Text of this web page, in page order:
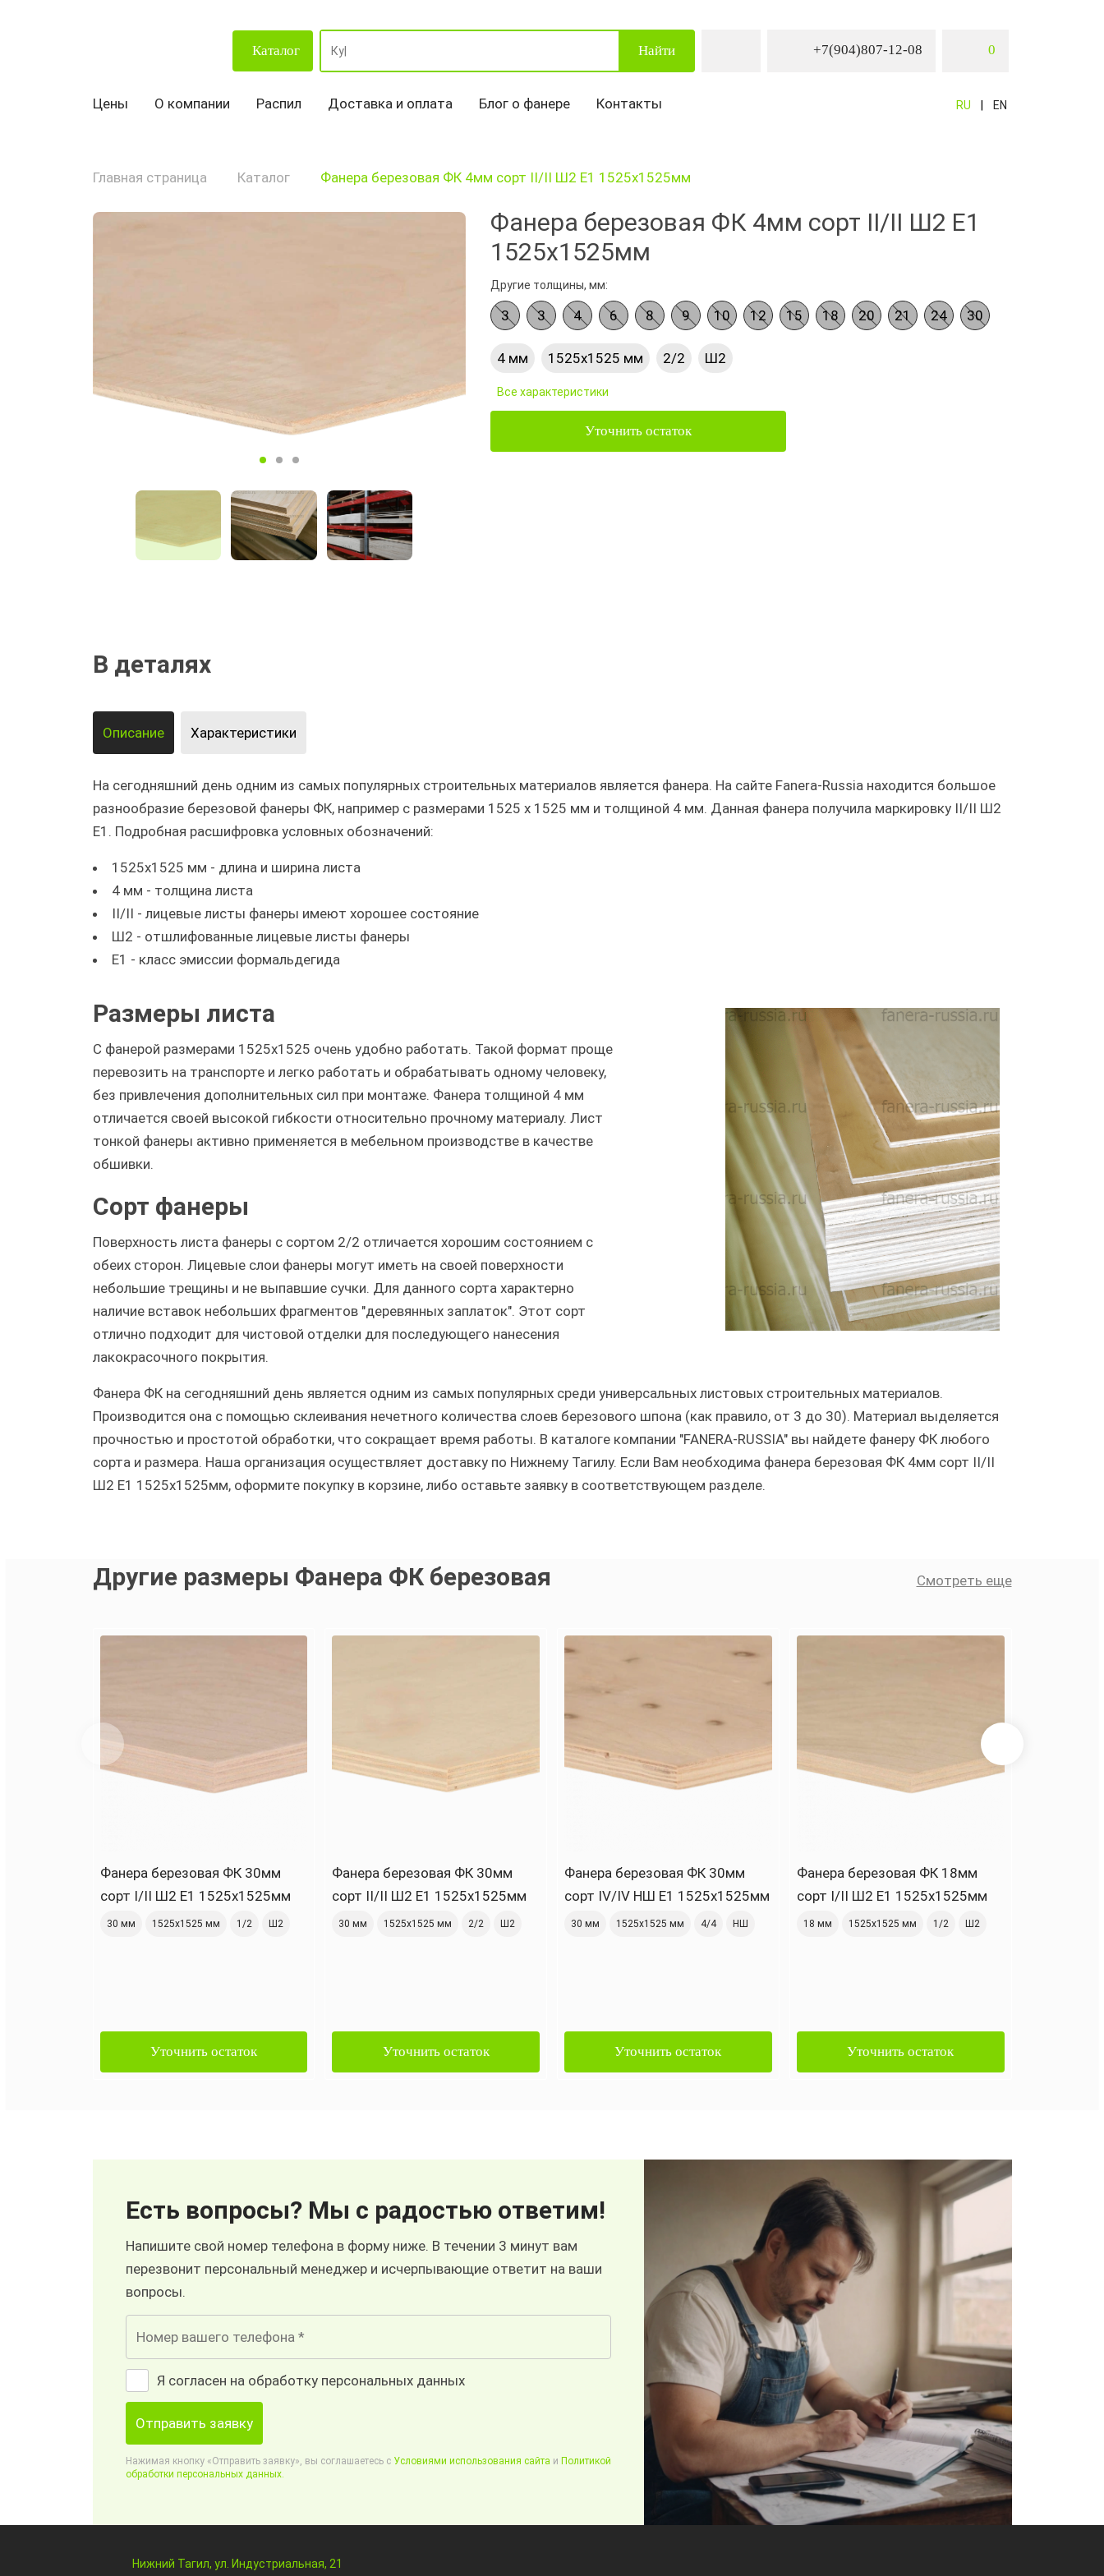
Каталог Найти +7(904)807-12-08 0
Цены О компании Распил Доставка и оплата Блог о фанере Контакты RU EN
Главная страница Каталог Фанера березовая ФК 4мм сорт II/II Ш2 Е1 1525х1525мм
Фанера березовая ФК 4мм сорт II/II Ш2 Е1
1525х1525мм
Другие толщины, мм:
3 3 4 6 8 9 10 12 15 18 20 21 24 30
4 мм 1525х1525 мм 2/2 Ш2
Все характеристики
Уточнить остаток
В деталях
Описание Характеристики
На сегодняшний день одним из самых популярных строительных материалов является фанера. На сайте Fanera-Russia находится большое
разнообразие березовой фанеры ФК, например с размерами 1525 х 1525 мм и толщиной 4 мм. Данная фанера получила маркировку II/II Ш2
Е1. Подробная расшифровка условных обозначений:
1525х1525 мм - длина и ширина листа
4 мм - толщина листа
II/II - лицевые листы фанеры имеют хорошее состояние
Ш2 - отшлифованные лицевые листы фанеры
Е1 - класс эмиссии формальдегида
Размеры листа
С фанерой размерами 1525х1525 очень удобно работать. Такой формат проще
перевозить на транспорте и легко работать и обрабатывать одному человеку,
без привлечения дополнительных сил при монтаже. Фанера толщиной 4 мм
отличается своей высокой гибкости относительно прочному материалу. Лист
тонкой фанеры активно применяется в мебельном производстве в качестве
обшивки.
Сорт фанеры
Поверхность листа фанеры с сортом 2/2 отличается хорошим состоянием с
обеих сторон. Лицевые слои фанеры могут иметь на своей поверхности
небольшие трещины и не выпавшие сучки. Для данного сорта характерно
наличие вставок небольших фрагментов "деревянных заплаток". Этот сорт
отлично подходит для чистовой отделки для последующего нанесения
лакокрасочного покрытия.
Фанера ФК на сегодняшний день является одним из самых популярных среди универсальных листовых строительных материалов.
Производится она с помощью склеивания нечетного количества слоев березового шпона (как правило, от 3 до 30). Материал выделяется
прочностью и простотой обработки, что сокращает время работы. В каталоге компании "FANERA-RUSSIA" вы найдете фанеру ФК любого
сорта и размера. Наша организация осуществляет доставку по Нижнему Тагилу. Если Вам необходима фанера березовая ФК 4мм сорт II/II
Ш2 Е1 1525х1525мм, оформите покупку в корзине, либо оставьте заявку в соответствующем разделе.
Другие размеры Фанера ФК березовая Смотреть еще
Фанера березовая ФК 30мм
сорт I/II Ш2 Е1 1525х1525мм
30 мм 1525х1525 мм 1/2 Ш2
Уточнить остаток
Фанера березовая ФК 30мм
сорт II/II Ш2 Е1 1525х1525мм
30 мм 1525х1525 мм 2/2 Ш2
Уточнить остаток
Фанера березовая ФК 30мм
сорт IV/IV НШ Е1 1525х1525мм
30 мм 1525х1525 мм 4/4 НШ
Уточнить остаток
Фанера березовая ФК 18мм
сорт I/II Ш2 Е1 1525х1525мм
18 мм 1525х1525 мм 1/2 Ш2
Уточнить остаток
Есть вопросы? Мы с радостью ответим!
Напишите свой номер телефона в форму ниже. В течении 3 минут вам
перезвонит персональный менеджер и исчерпывающие ответит на ваши
вопросы.
Я согласен на обработку персональных данных
Отправить заявку
Нажимая кнопку «Отправить заявку», вы соглашаетесь с Условиями использования сайта и Политикой
обработки персональных данных.
Нижний Тагил, ул. Индустриальная, 21